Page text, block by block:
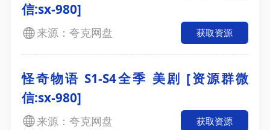
信:sx-980]
来源：夸克网盘 获取资源
怪奇物语 S1-S4全季 美剧 [资源群微
信:sx-980]
来源：夸克网盘 获取资源